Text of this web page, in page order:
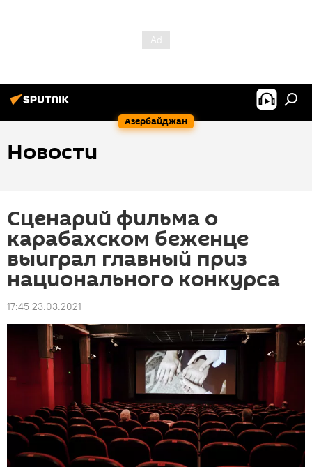
Азербайджан
Новости
Сценарий фильма о
карабахском беженце
выиграл главный приз
национального конкурса
17:45 23.03.2021